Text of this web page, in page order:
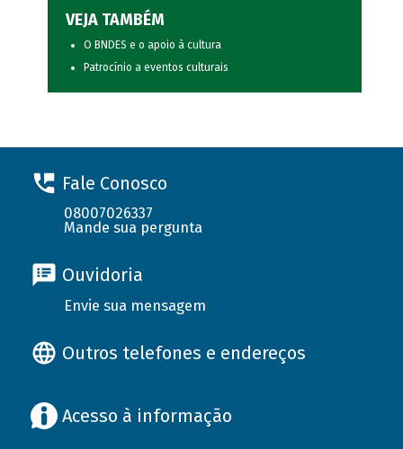
VEJA TAMBÉM
O BNDES e o apoio à cultura
Patrocínio a eventos culturais
Fale Conosco
08007026337
Mande sua pergunta
Ouvidoria
Envie sua mensagem
Outros telefones e endereços
Acesso à informação